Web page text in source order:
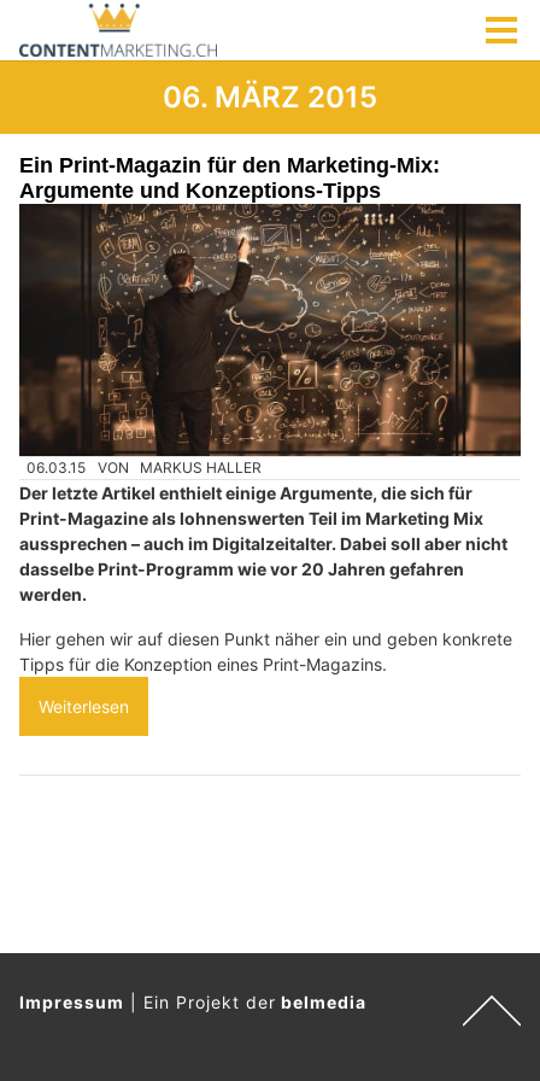
06. MÄRZ 2015
Ein Print-Magazin für den Marketing-Mix:
Argumente und Konzeptions-Tipps
06.03.15 VON MARKUS HALLER
Der letzte Artikel enthielt einige Argumente, die sich für
Print-Magazine als lohnenswerten Teil im Marketing Mix
aussprechen – auch im Digitalzeitalter. Dabei soll aber nicht
dasselbe Print-Programm wie vor 20 Jahren gefahren
werden.
Hier gehen wir auf diesen Punkt näher ein und geben konkrete
Tipps für die Konzeption eines Print-Magazins.
Weiterlesen
Impressum Ein Projekt derbelmedia